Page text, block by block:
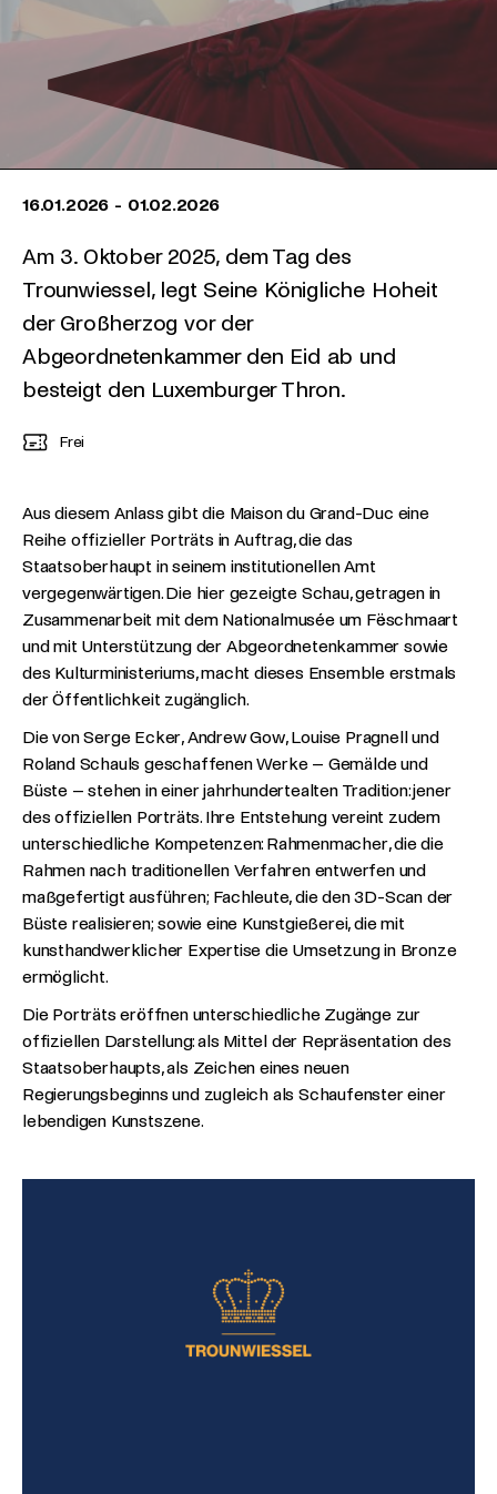
16.01.2026 - 01.02.2026
Am 3. Oktober 2025, dem Tag des
Trounwiessel, legt Seine Königliche Hoheit
der Großherzog vor der
Abgeordnetenkammer den Eid ab und
besteigt den Luxemburger Thron.
Frei
Aus diesem Anlass gibt die Maison du Grand-Duc eine
Reihe offizieller Porträts in Auftrag, die das
Staatsoberhaupt in seinem institutionellen Amt
vergegenwärtigen. Die hier gezeigte Schau, getragen in
Zusammenarbeit mit dem Nationalmusée um Fëschmaart
und mit Unterstützung der Abgeordnetenkammer sowie
des Kulturministeriums, macht dieses Ensemble erstmals
der Öffentlichkeit zugänglich.
Die von Serge Ecker, Andrew Gow, Louise Pragnell und
Roland Schauls geschaffenen Werke – Gemälde und
Büste – stehen in einer jahrhundertealten Tradition: jener
des offiziellen Porträts. Ihre Entstehung vereint zudem
unterschiedliche Kompetenzen: Rahmenmacher, die die
Rahmen nach traditionellen Verfahren entwerfen und
maßgefertigt ausführen; Fachleute, die den 3D-Scan der
Büste realisieren; sowie eine Kunstgießerei, die mit
kunsthandwerklicher Expertise die Umsetzung in Bronze
ermöglicht.
Die Porträts eröffnen unterschiedliche Zugänge zur
offiziellen Darstellung: als Mittel der Repräsentation des
Staatsoberhaupts, als Zeichen eines neuen
Regierungsbeginns und zugleich als Schaufenster einer
lebendigen Kunstszene.